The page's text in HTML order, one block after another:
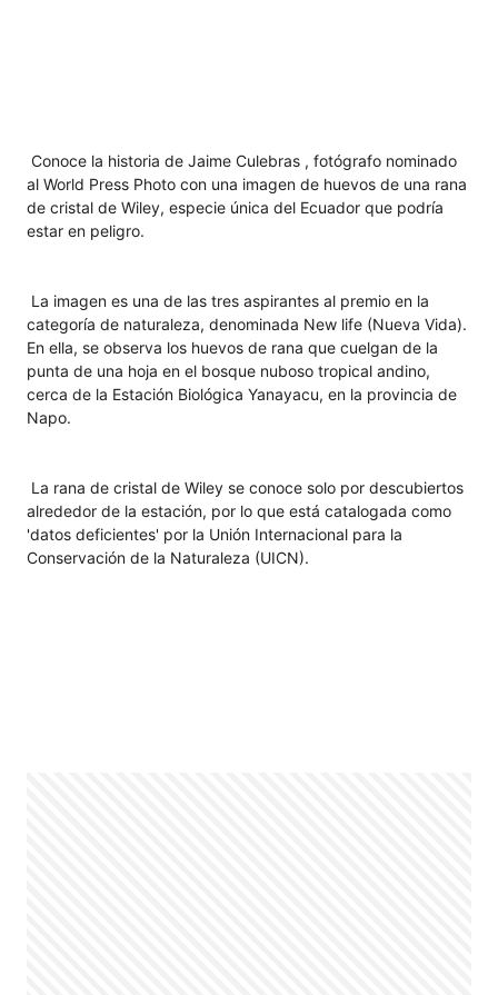
Conoce la historia de Jaime Culebras , fotógrafo nominado
de cristal de Wiley, especie única del Ecuador que podría
estar en peligro.
La imagen es una de las tres aspirantes al premio en la
categoría de naturaleza, denominada New life (Nueva Vida).
En ella, se observa los huevos de rana que cuelgan de la
punta de una hoja en el bosque nuboso tropical andino,
cerca de la Estación Biológica Yanayacu, en la provincia de
Napo.
La rana de cristal de Wiley se conoce solo por descubiertos
alrededor de la estación, por lo que está catalogada como
'datos deficientes' por la Unión Internacional para la
Conservación de la Naturaleza (UICN).